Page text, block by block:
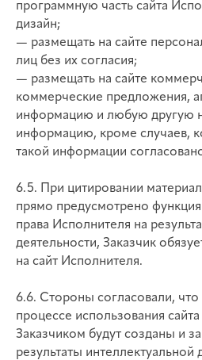
программную часть сайта
дизайн;
— размещать на сайте
лиц без их согласия;
— размещать на сайте
коммерческие предложения,
информацию и любую другую
информацию, кроме случаев,
такой информации
6.5. При цитировании
прямо предусмотрено
права Исполнителя на
деятельности, Заказчик
на сайт Исполнителя.
6.6. Стороны согласовали, что
процессе использования
Заказчиком будут созданы и
результаты интеллектуальной